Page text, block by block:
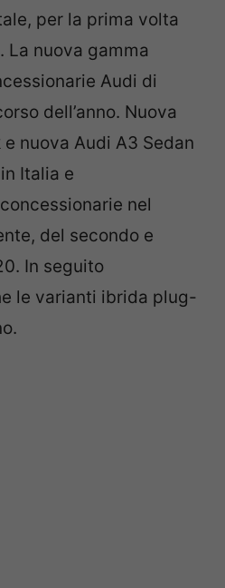
per la prima volta
La nuova gamma
Audi di
dell’anno. Nuova
nuova Audi A3 Sedan
Italia e
nel
del secondo e
In seguito
le varianti ibrida plug-